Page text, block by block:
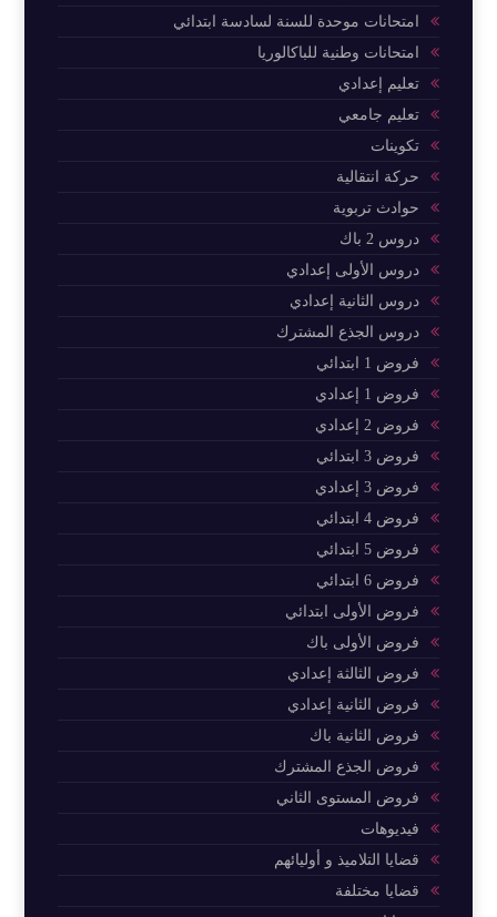
امتحانات موحدة للسنة لسادسة ابتدائي
امتحانات وطنية للباكالوريا
تعليم إعدادي
تعليم جامعي
تكوينات
حركة انتقالية
حوادث تربوية
دروس 2 باك
دروس الأولى إعدادي
دروس الثانية إعدادي
دروس الجذع المشترك
فروض 1 ابتدائي
فروض 1 إعدادي
فروض 2 إعدادي
فروض 3 ابتدائي
فروض 3 إعدادي
فروض 4 ابتدائي
فروض 5 ابتدائي
فروض 6 ابتدائي
فروض الأولى ابتدائي
فروض الأولى باك
فروض الثالثة إعدادي
فروض الثانية إعدادي
فروض الثانية باك
فروض الجذع المشترك
فروض المستوى الثاني
فيديوهات
قضايا التلاميذ و أوليائهم
قضايا مختلفة